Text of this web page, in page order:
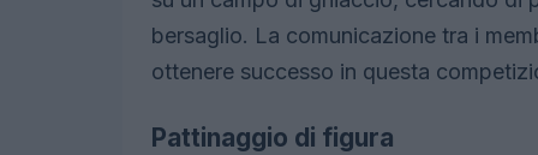
bersaglio. La comunicazione tra i
ottenere successo in questa
Pattinaggio di figura